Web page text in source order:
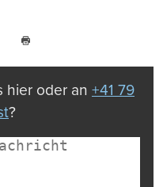
LinkedIn
drucken
hier oder an +41 79
?